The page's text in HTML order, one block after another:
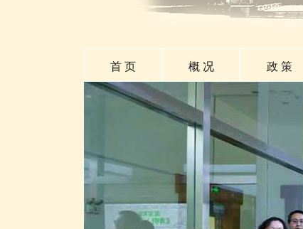
首 页 概 况 政 策